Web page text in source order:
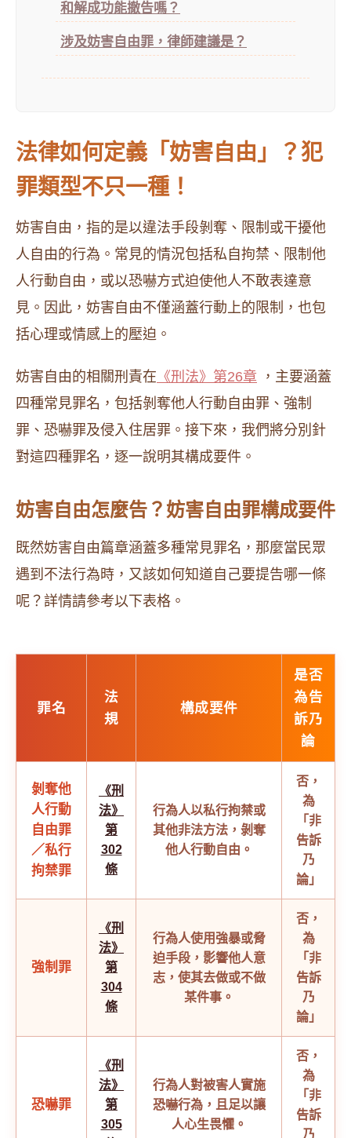
和解成功能撤告嗎？
涉及妨害自由罪，律師建議是？
法律如何定義「妨害自由」？犯
罪類型不只一種！
妨害自由，指的是以違法手段剝奪、限制或干擾他
人自由的行為。常見的情況包括私自拘禁、限制他
人行動自由，或以恐嚇方式迫使他人不敢表達意
見。因此，妨害自由不僅涵蓋行動上的限制，也包
括心理或情感上的壓迫。
妨害自由的相關刑責在 《刑法》第26章 ，主要涵蓋
四種常見罪名，包括剝奪他人行動自由罪、強制
罪、恐嚇罪及侵入住居罪。接下來，我們將分別針
對這四種罪名，逐一說明其構成要件。
妨害自由怎麼告？妨害自由罪構成要件
既然妨害自由篇章涵蓋多種常見罪名，那麼當民眾
遇到不法行為時，又該如何知道自己要提告哪一條
呢？詳情請參考以下表格。
罪名
法
規
構成要件
是否
為告
訴乃
論
剝奪他
人行動
自由罪
／私行
拘禁罪
《刑
法》
第
302
條
行為人以私行拘禁或
其他非法方法，剝奪
他人行動自由。
否，
為
「非
告訴
乃
論」
強制罪
《刑
法》
第
304
條
行為人使用強暴或脅
迫手段，影響他人意
志，使其去做或不做
某件事。
否，
為
「非
告訴
乃
論」
恐嚇罪
《刑
法》
第
305
行為人對被害人實施
恐嚇行為，且足以讓
人心生畏懼。
否，
為
「非
告訴
乃